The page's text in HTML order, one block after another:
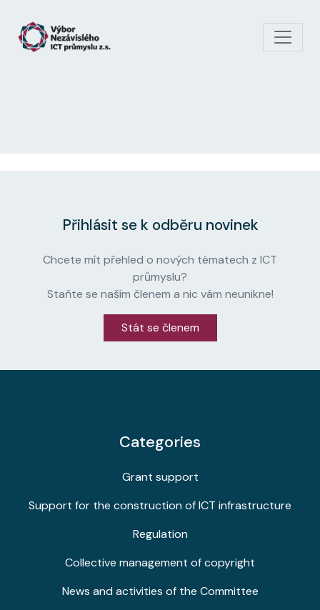
Přihlásit se k odběru novinek
Chcete mít přehled o nových tématech z ICT
průmyslu?
Staňte se naším členem a nic vám neunikne!
Stát se členem
Categories
Grant support
Support for the construction of ICT infrastructure
Regulation
Collective management of copyright
News and activities of the Committee